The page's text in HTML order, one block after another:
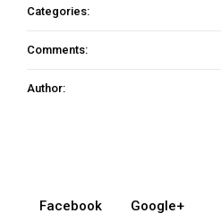
Categories:
Comments:
Author:
Facebook Google+